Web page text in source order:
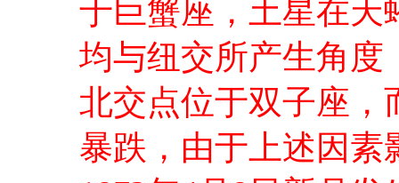
于巨蟹座，土星在天
均与纽交所产生角度
北交点位于双子座，
暴跌，由于上述因素